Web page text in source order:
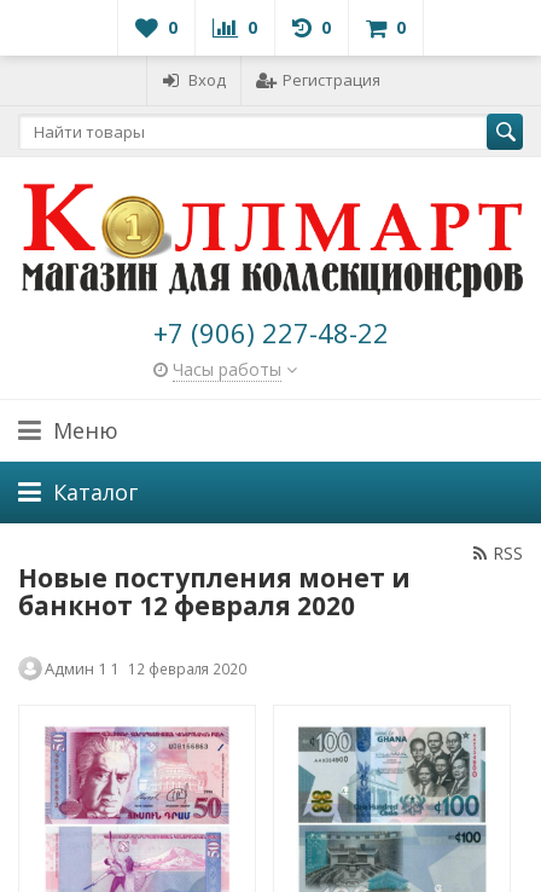
0 0 0 0
Вход Регистрация
+7 (906) 227-48-22
Часы работы
Меню
Каталог
RSS
Новые поступления монет и
банкнот 12 февраля 2020
Админ 1 1 12 февраля 2020